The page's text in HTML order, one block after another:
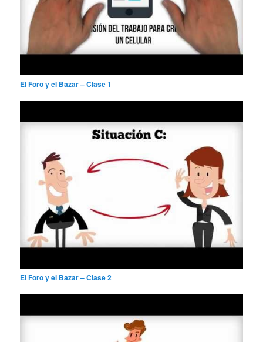
El Foro y el Bazar – Clase 1
El Foro y el Bazar – Clase 2